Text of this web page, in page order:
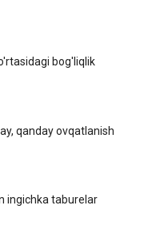
bog'liqlik
qanday ovqatlanish
ingichka taburelar